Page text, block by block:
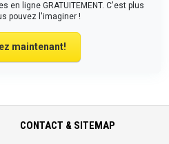
en ligne GRATUITEMENT. C'est plus
pouvez l'imaginer !
maintenant!
CONTACT & SITEMAP